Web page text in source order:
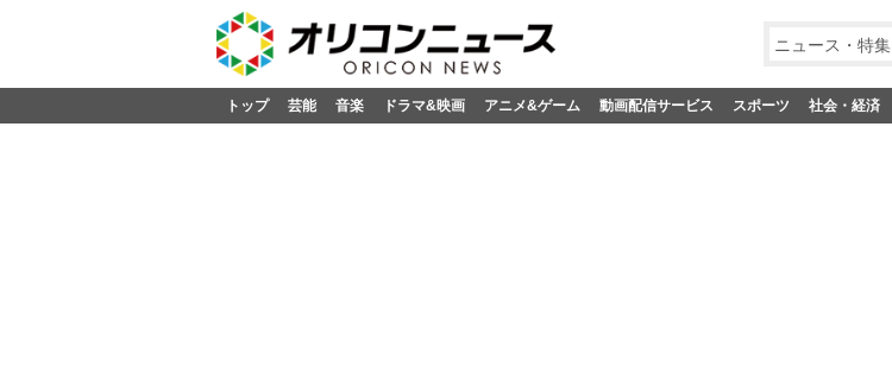
ニュース・特集
トップ 芸能 音楽 ドラマ&映画 アニメ&ゲーム 動画配信サービス スポーツ 社会・経済